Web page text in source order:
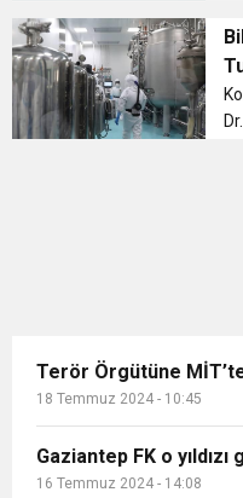
buluşturdu
11:36 Hareketsiz yaşam
11:32 Dr. Öcük, karın
Terör Örgütüne
18 Temmuz 2024 - 10:45
Gaziantep FK o
16 Temmuz 2024 - 14:08